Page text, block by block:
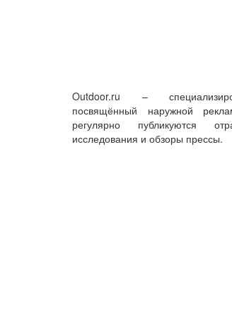
Outdoor.ru –
посвящённый наружной
регулярно публикуются
исследования и обзоры прессы.